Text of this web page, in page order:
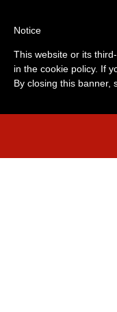
Notice
This website or its
in the cookie policy. If
By closing this banner,